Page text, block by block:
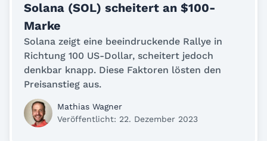
Solana (SOL) scheitert an $100-
Marke
Solana zeigt eine beeindruckende Rallye in
Richtung 100 US-Dollar, scheitert jedoch
denkbar knapp. Diese Faktoren lösten den
Preisanstieg aus.
Mathias Wagner
Veröffentlicht: 22. Dezember 2023